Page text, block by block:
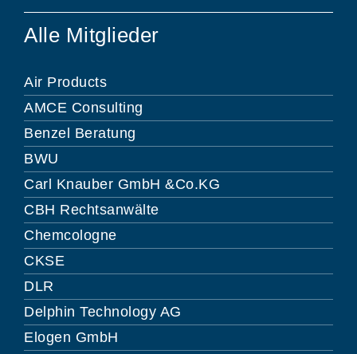
Alle Mitglieder
Air Products
AMCE Consulting
Benzel Beratung
BWU
Carl Knauber GmbH &Co.KG
CBH Rechtsanwälte
Chemcologne
CKSE
DLR
Delphin Technology AG
Elogen GmbH